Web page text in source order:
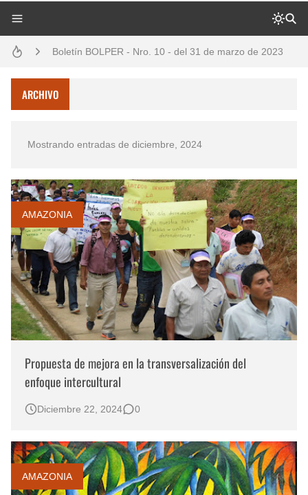
Boletín BOLPER - Nro. 10 - del 31 de marzo de 2023
Opción por los pueblos indígenas
Boletín BOLPER - Nro. 12 - del 30 de mayo de 2023
ARCHIVO
Mostrando entradas de diciembre, 2024
AMAZONIA
Propuesta de mejora en la transversalización del
enfoque intercultural
Diciembre 22, 2024 0
AMAZONIA